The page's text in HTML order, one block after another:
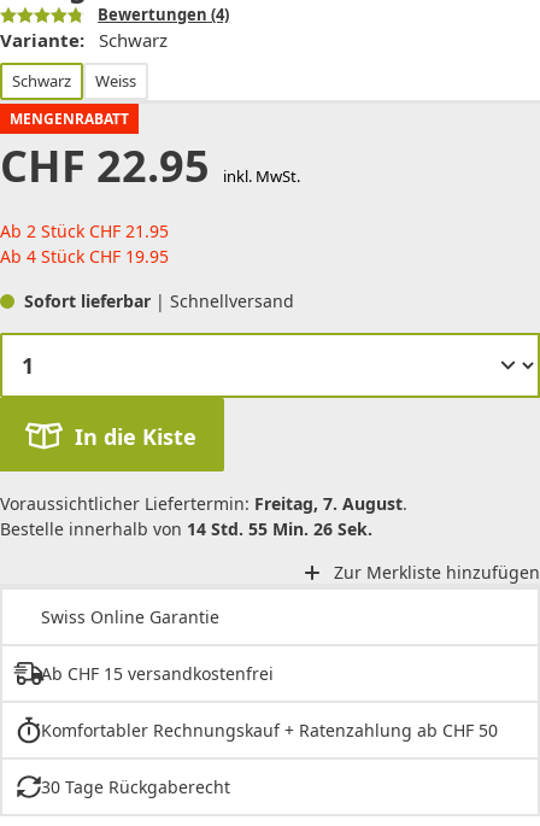
Bewertungen (4)
Variante: Schwarz
Schwarz Weiss
MENGENRABATT
CHF 22.95 inkl. MwSt.
Ab 2 Stück CHF 21.95
Ab 4 Stück CHF 19.95
Sofort lieferbar | Schnellversand
In die Kiste
Voraussichtlicher Liefertermin: Freitag, 7. August.
Bestelle innerhalb von 14 Std. 55 Min. 26 Sek.
Zur Merkliste hinzufügen
Swiss Online Garantie
Ab CHF 15 versandkostenfrei
Komfortabler Rechnungskauf + Ratenzahlung ab CHF 50
30 Tage Rückgaberecht